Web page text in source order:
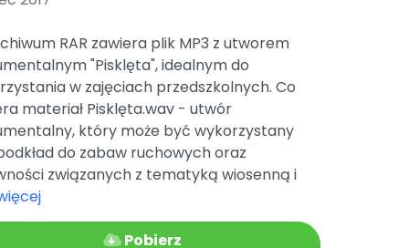
Archiwalne numery
Pomoc
czerwca 2024 r. uzyskała
Online.
RAR zawiera plik MP3 z utworem
"Pisklęta", idealnym do
w zajęciach przedszkolnych. Co
materiał Pisklęta.wav - utwór
który może być wykorzystany
do zabaw ruchowych oraz
związanych z tematyką wiosenną i
Pobierz